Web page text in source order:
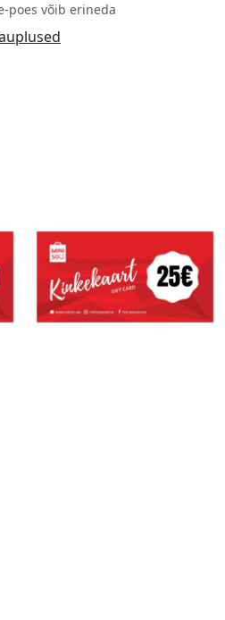
poes võib erineda